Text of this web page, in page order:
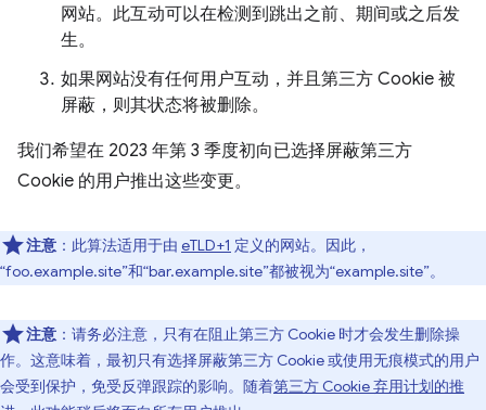
网站。此互动可以在检测到跳出之前、期间或之后发
生。
如果网站没有任何用户互动，并且第三方 Cookie 被
屏蔽，则其状态将被删除。
我们希望在 2023 年第 3 季度初向已选择屏蔽第三方
Cookie 的用户推出这些变更。
注意 ：此算法适用于由 eTLD+1 定义的网站。因此，
“foo.example.site”和“bar.example.site”都被视为“example.site”。
注意 ：请务必注意，只有在阻止第三方 Cookie 时才会发生删除操
作。这意味着，最初只有选择屏蔽第三方 Cookie 或使用无痕模式的用户
会受到保护，免受反弹跟踪的影响。随着第三方 Cookie 弃用计划的推